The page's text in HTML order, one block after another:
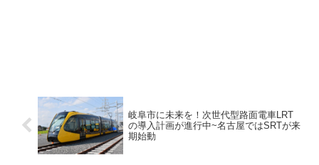
岐阜市に未来を！次世代型路面電車LRT
の導入計画が進行中~名古屋ではSRTが来
期始動